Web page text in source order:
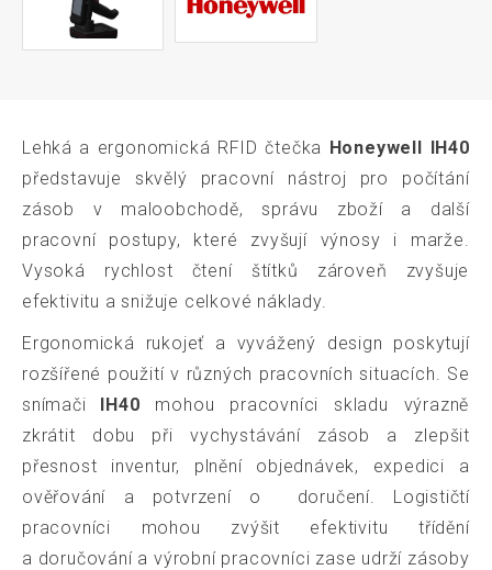
Lehká a ergonomická RFID čtečka Honeywell IH40
představuje skvělý pracovní nástroj pro počítání
zásob v maloobchodě, správu zboží a další
pracovní postupy, které zvyšují výnosy i marže.
Vysoká rychlost čtení štítků zároveň zvyšuje
efektivitu a snižuje celkové náklady.
Ergonomická rukojeť a vyvážený design poskytují
rozšířené použití v různých pracovních situacích. Se
snímači IH40 mohou pracovníci skladu výrazně
zkrátit dobu při vychystávání zásob a zlepšit
přesnost inventur, plnění objednávek, expedici a
ověřování a potvrzení o doručení. Logističtí
pracovníci mohou zvýšit efektivitu třídění
a doručování a výrobní pracovníci zase udrží zásoby